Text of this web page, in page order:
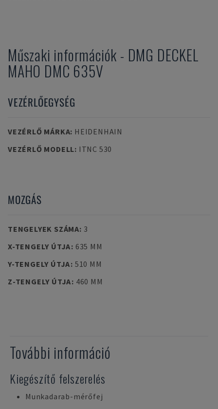
Műszaki információk - DMG DECKEL
MAHO DMC 635V
VEZÉRLŐEGYSÉG
VEZÉRLŐ MÁRKA: HEIDENHAIN
VEZÉRLŐ MODELL: ITNC 530
MOZGÁS
TENGELYEK SZÁMA: 3
X-TENGELY ÚTJA: 635 MM
Y-TENGELY ÚTJA: 510 MM
Z-TENGELY ÚTJA: 460 MM
További információ
Kiegészítő felszerelés
Munkadarab-mérőfej